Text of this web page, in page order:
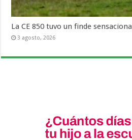
La CE 850 tuvo un finde sensacional
3 agosto, 2026